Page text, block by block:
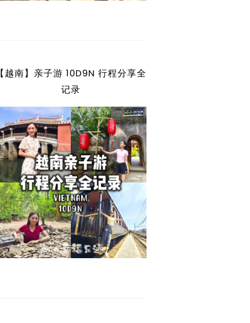
【越南】亲子游 10D9N 行程分享全
记录